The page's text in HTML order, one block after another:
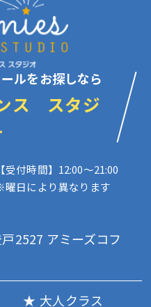
ルをお探しなら
ス スタジ
【受付時間】12:00〜21:00
曜日により異なります
2527 アミーズコフ
大人クラス